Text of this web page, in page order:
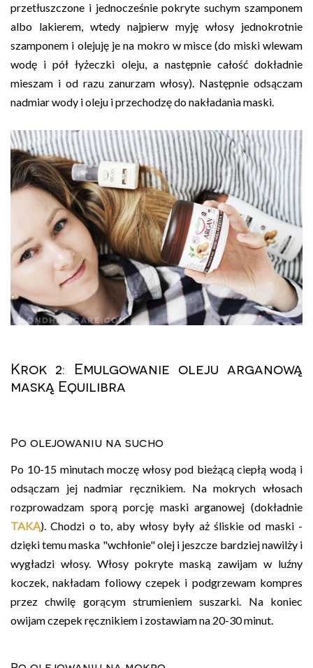
przetłuszczone i jednocześnie pokryte suchym szamponem
albo lakierem, wtedy najpierw myję włosy jednokrotnie
szamponem i olejuję je na mokro w misce (do miski wlewam
wodę i pół łyżeczki oleju, a następnie całość dokładnie
mieszam i od razu zanurzam włosy). Następnie odsączam
nadmiar wody i oleju i przechodzę do nakładania maski.
Krok 2: Emulgowanie oleju arganową
maską Equilibra
Po olejowaniu na sucho
Po 10-15 minutach moczę włosy pod bieżącą ciepłą wodą i
odsączam jej nadmiar ręcznikiem. Na mokrych włosach
rozprowadzam sporą porcję maski arganowej (dokładnie
TAKĄ). Chodzi o to, aby włosy były aż śliskie od maski -
dzięki temu maska "wchłonie" olej i jeszcze bardziej nawilży i
wygładzi włosy. Włosy pokryte maską zawijam w luźny
koczek, nakładam foliowy czepek i podgrzewam kompres
przez chwilę gorącym strumieniem suszarki. Na koniec
owijam czepek ręcznikiem i zostawiam na 20-30 minut.